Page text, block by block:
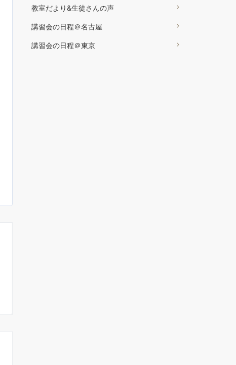
教室だより&生徒さんの声
講習会の日程＠名古屋
講習会の日程＠東京